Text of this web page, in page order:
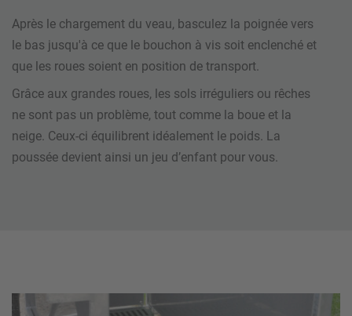
Après le chargement du veau, basculez la poignée vers
le bas jusqu'à ce que le bouchon à vis soit enclenché et
que les roues soient en position de transport.
Grâce aux grandes roues, les sols irréguliers ou rêches
ne sont pas un problème, tout comme la boue et la
neige. Ceux-ci équilibrent idéalement le poids. La
poussée devient ainsi un jeu d’enfant pour vous.